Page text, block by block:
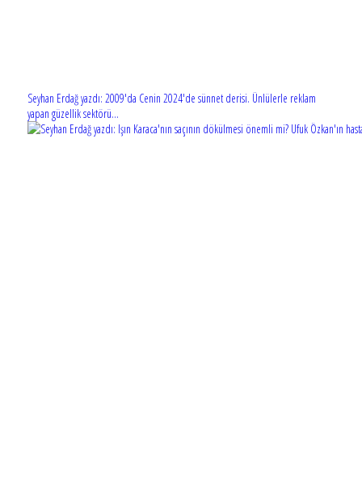
Seyhan Erdağ yazdı: 2009'da Cenin 2024'de sünnet derisi. Ünlülerle reklam
yapan güzellik sektörü...